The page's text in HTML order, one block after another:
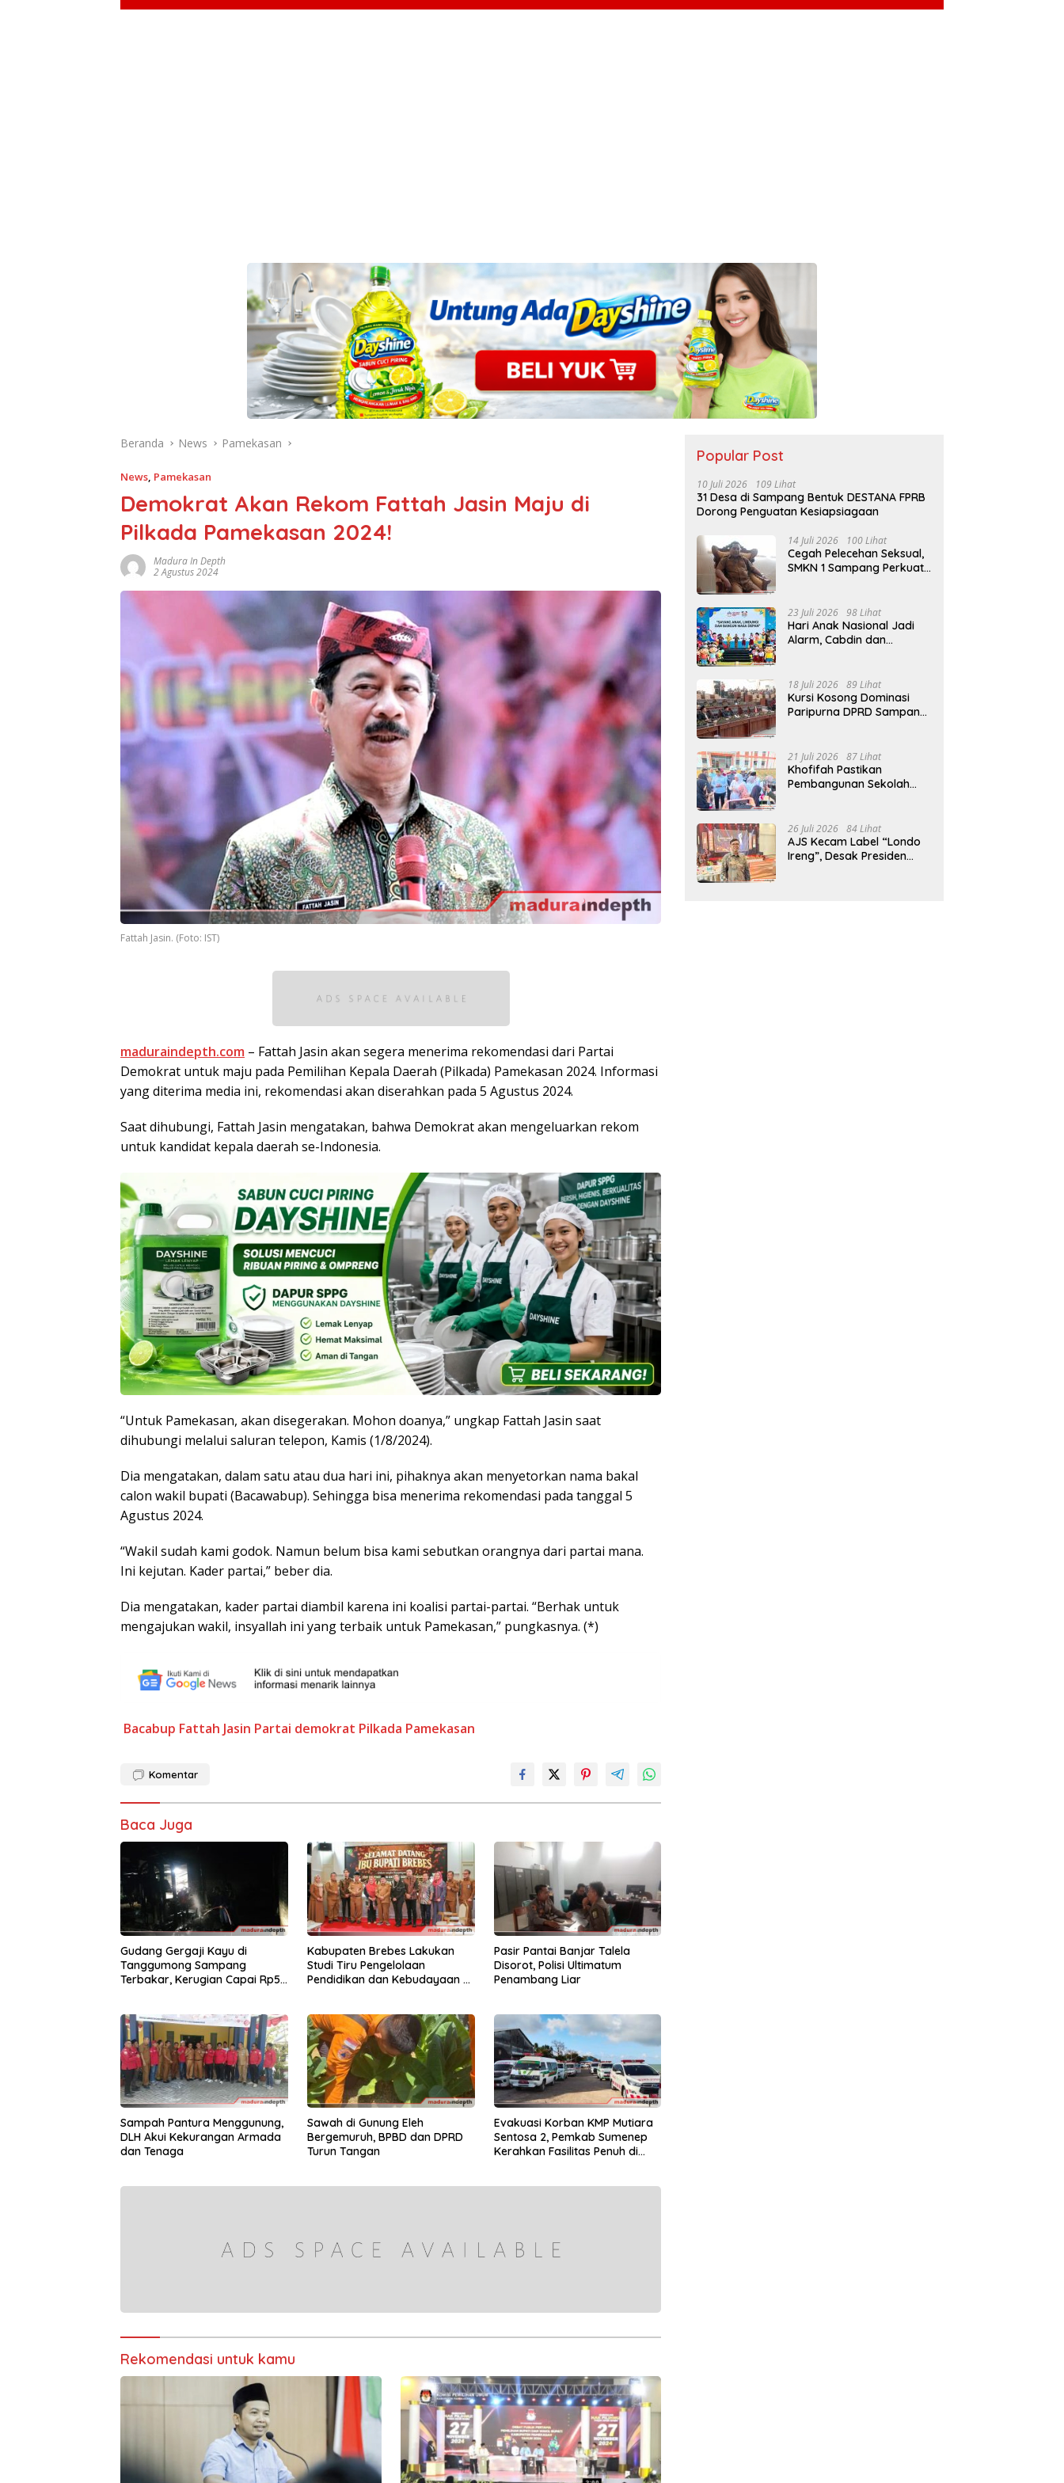
Beranda News Pamekasan
News, Pamekasan
Demokrat Akan Rekom Fattah Jasin Maju di
Pilkada Pamekasan 2024!
Madura In Depth
2 Agustus 2024
Fattah Jasin. (Foto: IST)
maduraindepth.com – Fattah Jasin akan segera menerima rekomendasi dari Partai
Demokrat untuk maju pada Pemilihan Kepala Daerah (Pilkada) Pamekasan 2024. Informasi
yang diterima media ini, rekomendasi akan diserahkan pada 5 Agustus 2024.
Saat dihubungi, Fattah Jasin mengatakan, bahwa Demokrat akan mengeluarkan rekom
untuk kandidat kepala daerah se-Indonesia.
“Untuk Pamekasan, akan disegerakan. Mohon doanya,” ungkap Fattah Jasin saat
dihubungi melalui saluran telepon, Kamis (1/8/2024).
Dia mengatakan, dalam satu atau dua hari ini, pihaknya akan menyetorkan nama bakal
calon wakil bupati (Bacawabup). Sehingga bisa menerima rekomendasi pada tanggal 5
Agustus 2024.
“Wakil sudah kami godok. Namun belum bisa kami sebutkan orangnya dari partai mana.
Ini kejutan. Kader partai,” beber dia.
Dia mengatakan, kader partai diambil karena ini koalisi partai-partai. “Berhak untuk
mengajukan wakil, insyallah ini yang terbaik untuk Pamekasan,” pungkasnya. (*)
Bacabup Fattah Jasin Partai demokrat Pilkada Pamekasan
Komentar
Baca Juga
Gudang Gergaji Kayu di
Tanggumong Sampang
Terbakar, Kerugian Capai Rp55
Kabupaten Brebes Lakukan
Studi Tiru Pengelolaan
Pendidikan dan Kebudayaan di
Pasir Pantai Banjar Talela
Disorot, Polisi Ultimatum
Penambang Liar
Sampah Pantura Menggunung,
DLH Akui Kekurangan Armada
dan Tenaga
Sawah di Gunung Eleh
Bergemuruh, BPBD dan DPRD
Turun Tangan
Evakuasi Korban KMP Mutiara
Sentosa 2, Pemkab Sumenep
Kerahkan Fasilitas Penuh di
Rekomendasi untuk kamu
Popular Post
10 Juli 2026 109 Lihat
31 Desa di Sampang Bentuk DESTANA FPRB
Dorong Penguatan Kesiapsiagaan
14 Juli 2026 100 Lihat
Cegah Pelecehan Seksual,
SMKN 1 Sampang Perkuat
23 Juli 2026 98 Lihat
Hari Anak Nasional Jadi
Alarm, Cabdin dan
Kekerasan Seksual Anak
18 Juli 2026 89 Lihat
Kursi Kosong Dominasi
Paripurna DPRD Sampang,
21 Juli 2026 87 Lihat
Khofifah Pastikan
Pembangunan Sekolah
Indonesia Emas
26 Juli 2026 84 Lihat
AJS Kecam Label “Londo
Ireng”, Desak Presiden